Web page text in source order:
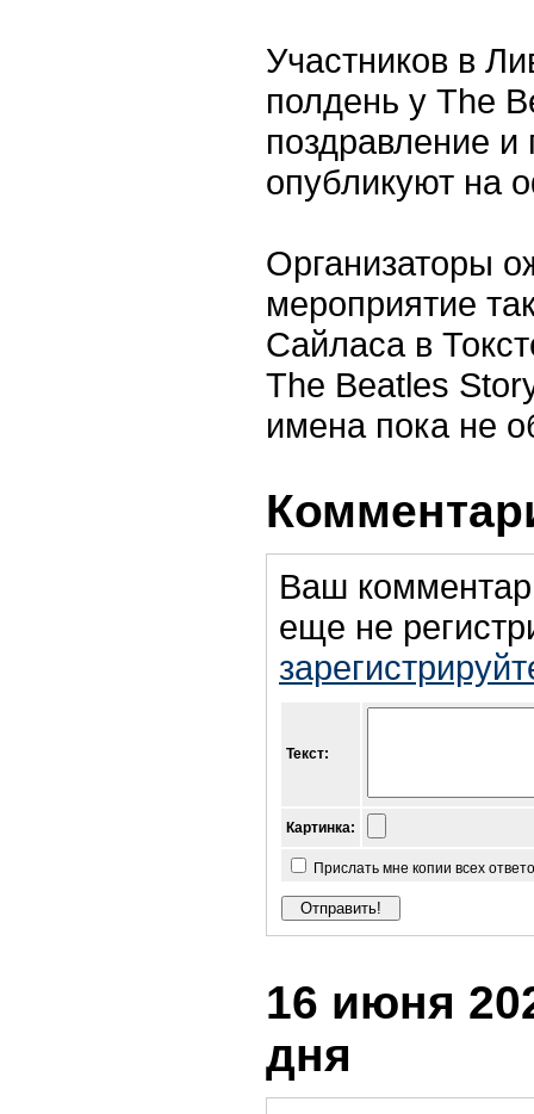
Участников в
полдень у The
поздравление
опубликуют на
Организаторы
мероприятие
Сайласа в
The Beatles
имена пока не
Ваш
еще не
Текст:
Картинка:
Прислать мне копии всех
16 июня
дня